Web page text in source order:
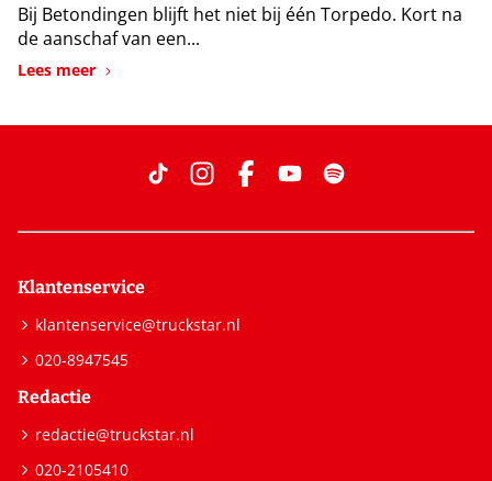
Bij Betondingen blijft het niet bij één Torpedo. Kort na
de aanschaf van een...
Lees meer
Klantenservice
klantenservice@truckstar.nl
020-8947545
Redactie
redactie@truckstar.nl
020-2105410